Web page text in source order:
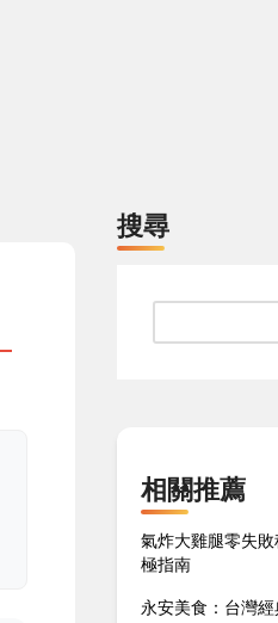
搜尋
相關推薦
氣炸大雞腿零失
極指南
永安美食：台灣